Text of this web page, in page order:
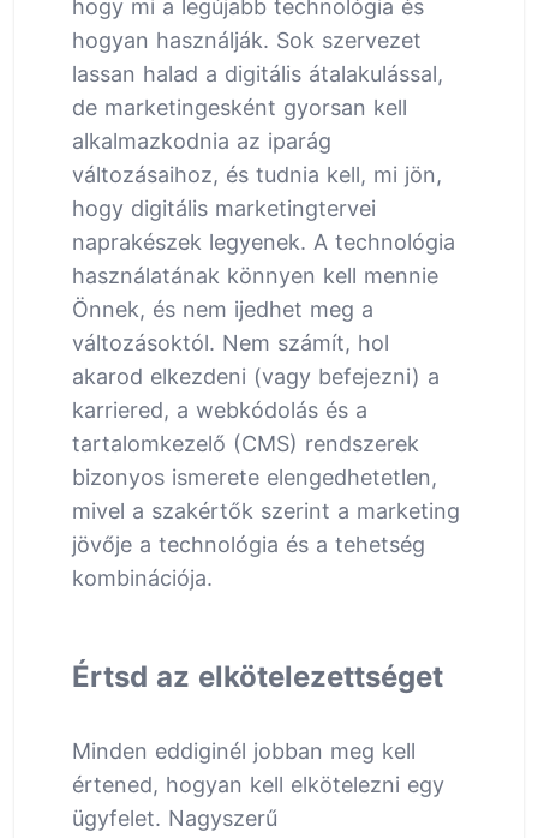
hogy mi a legújabb technológia és
hogyan használják. Sok szervezet
lassan halad a digitális átalakulással,
de marketingesként gyorsan kell
alkalmazkodnia az iparág
változásaihoz, és tudnia kell, mi jön,
hogy digitális marketingtervei
naprakészek legyenek. A technológia
használatának könnyen kell mennie
Önnek, és nem ijedhet meg a
változásoktól. Nem számít, hol
akarod elkezdeni (vagy befejezni) a
karriered, a webkódolás és a
tartalomkezelő (CMS) rendszerek
bizonyos ismerete elengedhetetlen,
mivel a szakértők szerint a marketing
jövője a technológia és a tehetség
kombinációja.
Értsd az elkötelezettséget
Minden eddiginél jobban meg kell
értened, hogyan kell elkötelezni egy
ügyfelet. Nagyszerű